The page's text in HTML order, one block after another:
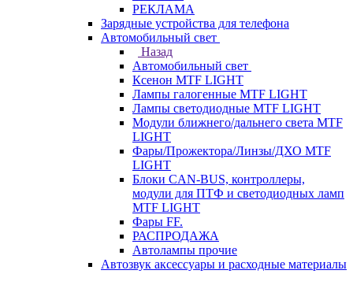
РЕКЛАМА
Зарядные устройства для телефона
Автомобильный свет
Назад
Автомобильный свет
Ксенон MTF LIGHT
Лампы галогенные MTF LIGHT
Лампы светодиодные MTF LIGHT
Модули ближнего/дальнего света MTF
LIGHT
Фары/Прожектора/Линзы/ДХО MTF
LIGHT
Блоки CAN-BUS, контроллеры,
модули для ПТФ и светодиодных ламп
MTF LIGHT
Фары FF.
РАСПРОДАЖА
Автолампы прочие
Автозвук аксессуары и расходные материалы